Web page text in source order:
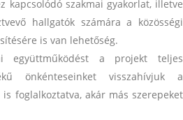
kapcsolódó szakmai gyakorlat, illetve
hallgatók számára a közösségi
is van lehetőség.
együttműködést a projekt teljes
önkénteseinket visszahívjuk a
foglalkoztatva, akár más szerepeket